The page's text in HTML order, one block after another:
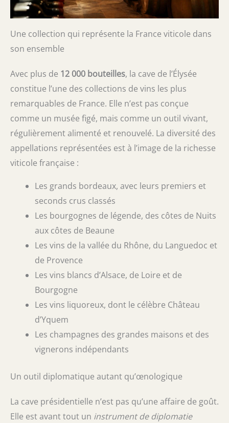
Une collection qui représente la France viticole dans
son ensemble
Avec plus de 12 000 bouteilles, la cave de l’Élysée
constitue l’une des collections de vins les plus
remarquables de France. Elle n’est pas conçue
comme un musée figé, mais comme un outil vivant,
régulièrement alimenté et renouvelé. La diversité des
appellations représentées est à l’image de la richesse
viticole française :
Les grands bordeaux, avec leurs premiers et
seconds crus classés
Les bourgognes de légende, des côtes de Nuits
aux côtes de Beaune
Les vins de la vallée du Rhône, du Languedoc et
de Provence
Les vins blancs d’Alsace, de Loire et de
Bourgogne
Les vins liquoreux, dont le célèbre Château
d’Yquem
Les champagnes des grandes maisons et des
vignerons indépendants
Un outil diplomatique autant qu’œnologique
La cave présidentielle n’est pas qu’une affaire de goût.
Elle est avant tout un instrument de diplomatie